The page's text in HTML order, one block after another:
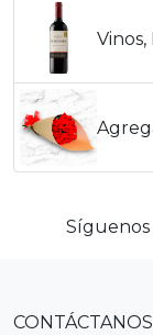
Vinos,
Síguenos
CONTÁCTANOS